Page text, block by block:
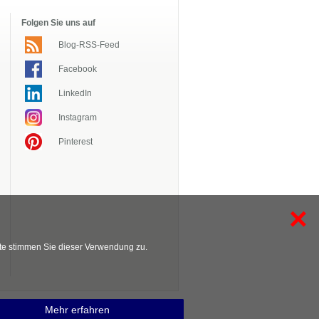
Folgen Sie uns auf
Blog-RSS-Feed
Facebook
LinkedIn
Instagram
Pinterest
Inhaltsverzeichnis
×
stimmen Sie dieser Verwendung zu.
Mehr erfahren